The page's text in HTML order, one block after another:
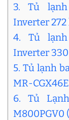
3. Tủ
Inverter
4. Tủ
Inverter
5. Tủ lạnh
MR-
6. Tủ
M800PGV0